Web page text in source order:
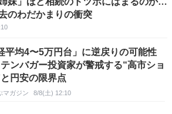
のわだかまりの衝突
平均4〜5万円台」に逆戻りの可能性
テンバガー投資家が警戒する“高市ショ
円安の限界点
マガジン 8/8(土) 12:10